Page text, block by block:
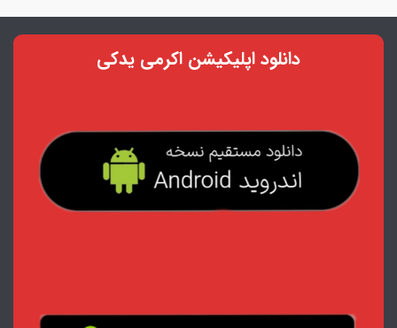
دانلود اپلیکیشن اکرمی یدکی